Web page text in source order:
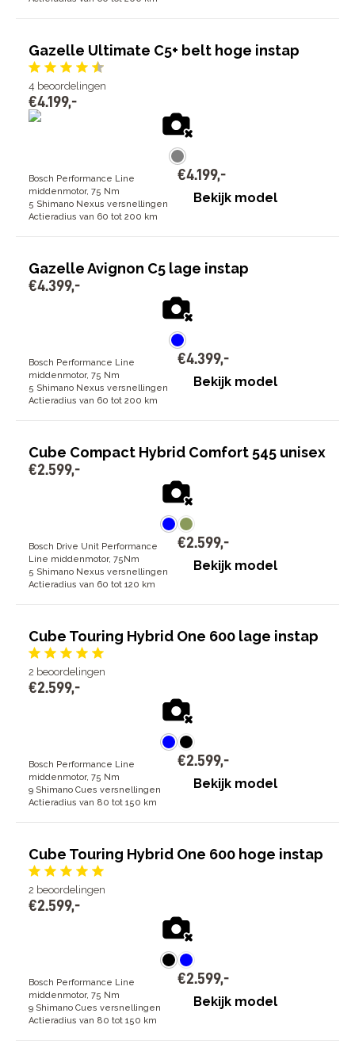
Gazelle Ultimate C5+ belt hoge instap
4 beoordelingen
€4.199,-
Bosch Performance Line
middenmotor, 75 Nm
5 Shimano Nexus versnellingen
Actieradius van 60 tot 200 km
€4.199,-
Bekijk model
Gazelle Avignon C5 lage instap
€4.399,-
Bosch Performance Line
middenmotor, 75 Nm
5 Shimano Nexus versnellingen
Actieradius van 60 tot 200 km
€4.399,-
Bekijk model
Cube Compact Hybrid Comfort 545 unisex
€2.599,-
Bosch Drive Unit Performance
Line middenmotor, 75Nm
5 Shimano Nexus versnellingen
Actieradius van 60 tot 120 km
€2.599,-
Bekijk model
Cube Touring Hybrid One 600 lage instap
2 beoordelingen
€2.599,-
Bosch Performance Line
middenmotor, 75 Nm
9 Shimano Cues versnellingen
Actieradius van 80 tot 150 km
€2.599,-
Bekijk model
Cube Touring Hybrid One 600 hoge instap
2 beoordelingen
€2.599,-
Bosch Performance Line
middenmotor, 75 Nm
9 Shimano Cues versnellingen
Actieradius van 80 tot 150 km
€2.599,-
Bekijk model